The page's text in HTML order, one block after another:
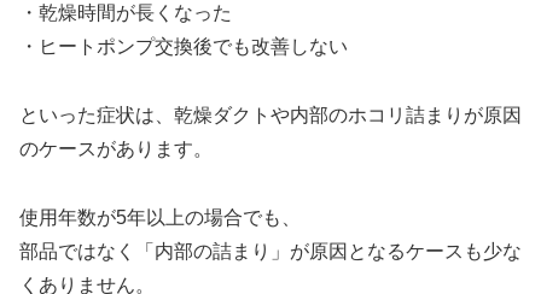
・乾燥時間が長くなった
・ヒートポンプ交換後でも改善しない
といった症状は、乾燥ダクトや内部のホコリ詰まりが原因
のケースがあります。
使用年数が5年以上の場合でも、
部品ではなく「内部の詰まり」が原因となるケースも少な
くありません。